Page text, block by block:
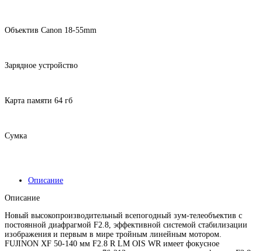
Объектив Canon 18-55mm
Зарядное устройство
Карта памяти 64 гб
Сумка
Описание
Описание
Новый высокопроизводительный всепогодный зум-телеобъектив с
постоянной диафрагмой F2.8, эффективной системой стабилизации
изображения и первым в мире тройным линейным мотором.
FUJINON XF 50-140 мм F2.8 R LM OIS WR имеет фокусное